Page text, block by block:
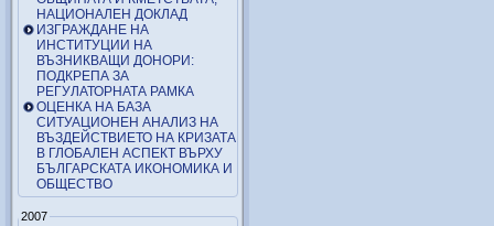
НАЦИОНАЛЕН ДОКЛАД
ИЗГРАЖДАНЕ НА
ИНСТИТУЦИИ НА
ВЪЗНИКВАЩИ ДОНОРИ:
ПОДКРЕПА ЗА
РЕГУЛАТОРНАТА РАМКА
ОЦЕНКА НА БАЗА
СИТУАЦИОНЕН АНАЛИЗ НА
ВЪЗДЕЙСТВИЕТО НА КРИЗАТА
В ГЛОБАЛЕН АСПЕКТ ВЪРХУ
БЪЛГАРСКАТА ИКОНОМИКА И
ОБЩЕСТВО
2007